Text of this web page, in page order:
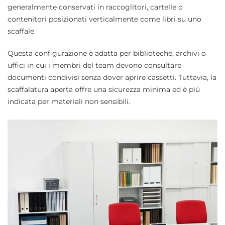
generalmente conservati in raccoglitori, cartelle o
contenitori posizionati verticalmente come libri su uno
scaffale.
Questa configurazione è adatta per biblioteche, archivi o
uffici in cui i membri del team devono consultare
documenti condivisi senza dover aprire cassetti. Tuttavia, la
scaffalatura aperta offre una sicurezza minima ed è più
indicata per materiali non sensibili.